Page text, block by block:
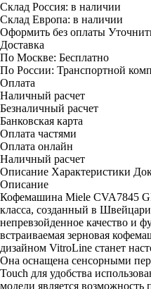
Склад Россия: в наличии
Склад Европа: в наличии
Оформить без оплаты
Доставка
По Москве: Бесплатно
По России: Транспортной
Оплата
Наличный расчет
Безналичный расчет
Банковская карта
Оплата частями
Оплата онлайн
Наличный расчет
Описание Характеристики
Описание
Кофемашина Miele CVA7845
класса, созданный в
непревзойденное качество и
встраиваемая зерновая
дизайном VitroLine станет
Она оснащена сенсорными
Touch для удобства
модели является